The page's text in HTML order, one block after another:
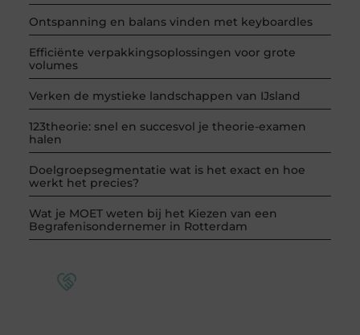
Ontspanning en balans vinden met keyboardles
Efficiënte verpakkingsoplossingen voor grote
volumes
Verken de mystieke landschappen van IJsland
123theorie: snel en succesvol je theorie-examen
halen
Doelgroepsegmentatie wat is het exact en hoe
werkt het precies?
Wat je MOET weten bij het Kiezen van een
Begrafenisondernemer in Rotterdam